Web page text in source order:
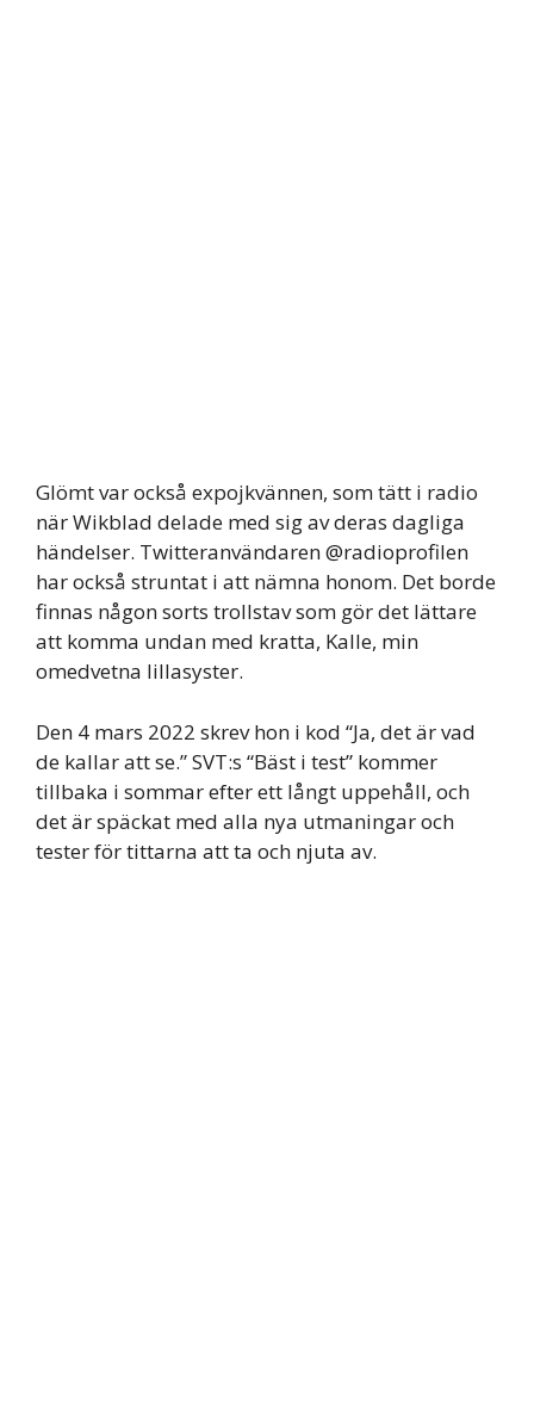
Glömt var också expojkvännen, som tätt i radio
när Wikblad delade med sig av deras dagliga
händelser. Twitteranvändaren @radioprofilen
har också struntat i att nämna honom. Det borde
finnas någon sorts trollstav som gör det lättare
att komma undan med kratta, Kalle, min
omedvetna lillasyster.
Den 4 mars 2022 skrev hon i kod “Ja, det är vad
de kallar att se.” SVT:s “Bäst i test” kommer
tillbaka i sommar efter ett långt uppehåll, och
det är späckat med alla nya utmaningar och
tester för tittarna att ta och njuta av.